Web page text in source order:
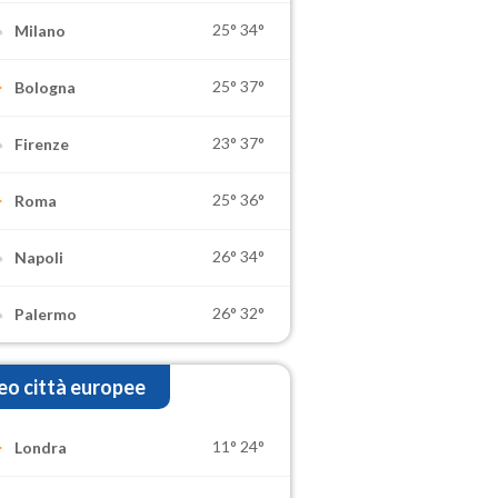
Milano 25° 34°
Bologna 25° 37°
Firenze 23° 37°
Roma 25° 36°
Napoli 26° 34°
Palermo 26° 32°
città europee
Londra 11° 24°